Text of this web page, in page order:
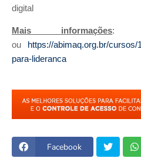
digital
Mais informações:
ou
https://abimaq.org.br/
para-lideranca
Facebook